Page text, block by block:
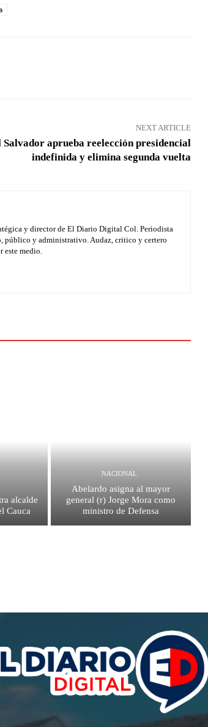
NEXT ARTICLE
Salvador aprueba reelección presidencial
indefinida y elimina segunda vuelta
y director de El Diario Digital Col. Periodista
público y administrativo. Audaz, critico y certero
este medio.
alcalde
Cauca
NACIONAL
Abelardo asigna al mayor
general (r) Jorge Mora como
ministro de Defensa